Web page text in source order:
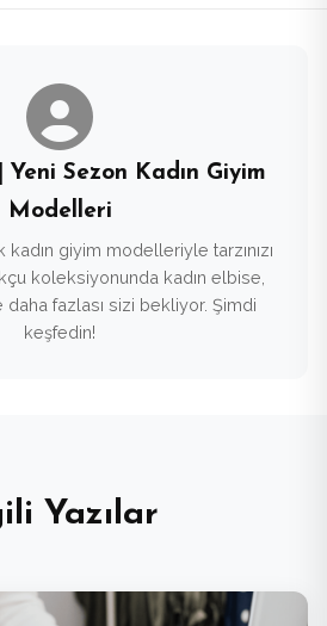
Sezon Kadın Giyim
Modelleri
kadın giyim modelleriyle tarzınızı
koleksiyonunda kadın elbise,
fazlası sizi bekliyor. Şimdi
keşfedin!
Yazılar